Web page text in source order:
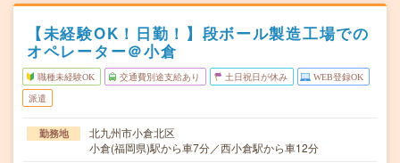
【未経験OK！日勤！】段ボール製造工場での
オペレーター＠小倉
職種未経験OK 交通費別途支給あり 土日祝日が休み WEB登録OK
派遣
勤務地
北九州市小倉北区
小倉(福岡県)駅から車7分／西小倉駅から車12分